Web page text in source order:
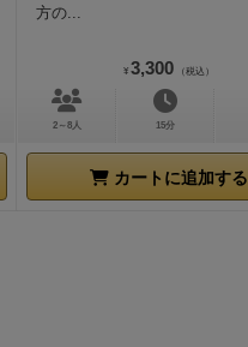
度が上昇しています。
楽しめるかもしれません。
、一番の特徴である「映え」
せん
方の...
¥ 3,300 （税込）
2～8人 15分
カートに追加する